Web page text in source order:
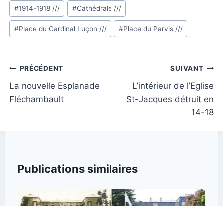
Étiquettes
de
la
#1914-1918 /// #Cathédrale ///
#Place du Cardinal Luçon /// #Place du Parvis ///
Navigation
de
l’article
PRÉCÉDENT
La nouvelle Esplanade
Fléchambault
SUIVANT
L’intérieur de l’Eglise
St-Jacques détruit en
14-18
Publications similaires